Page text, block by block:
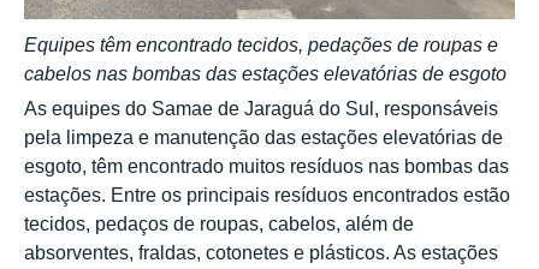
Equipes têm encontrado tecidos, pedações de roupas e
cabelos nas bombas das estações elevatórias de esgoto
As equipes do Samae de Jaraguá do Sul, responsáveis
pela limpeza e manutenção das estações elevatórias de
esgoto, têm encontrado muitos resíduos nas bombas das
estações. Entre os principais resíduos encontrados estão
tecidos, pedaços de roupas, cabelos, além de
absorventes, fraldas, cotonetes e plásticos. As estações